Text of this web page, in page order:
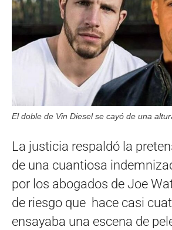
El doble de Vin Diesel se cayó de una
La justicia respaldó la
de una cuantiosa
por los abogados de Joe
de riesgo que hace casi
ensayaba una escena de